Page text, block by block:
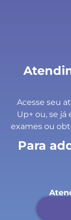
Acesse seu
Up+ ou, se
exames ou
Para